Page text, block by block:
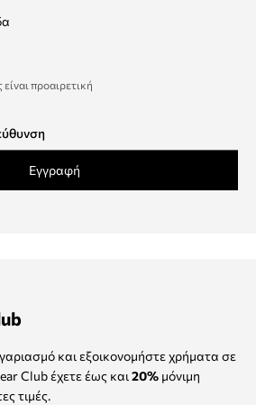
προαιρετική
Εγγραφή
και εξοικονομήστε χρήματα σε
Club έχετε έως και 20% μόνιμη
τιμές.